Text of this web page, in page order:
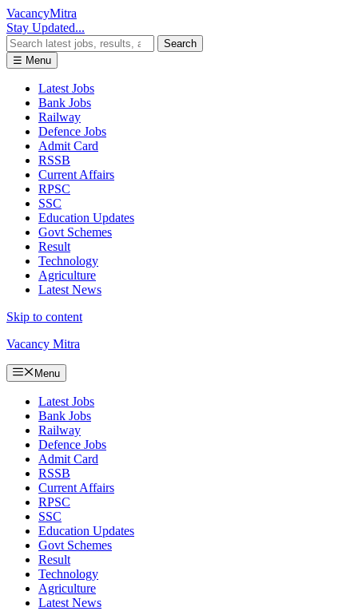
VacancyMitra
Stay Updated...
Search
☰ Menu
Latest Jobs
Bank Jobs
Railway
Defence Jobs
Admit Card
RSSB
Current Affairs
RPSC
SSC
Education Updates
Govt Schemes
Result
Technology
Agriculture
Latest News
Skip to content
Vacancy Mitra
Menu
Latest Jobs
Bank Jobs
Railway
Defence Jobs
Admit Card
RSSB
Current Affairs
RPSC
SSC
Education Updates
Govt Schemes
Result
Technology
Agriculture
Latest News